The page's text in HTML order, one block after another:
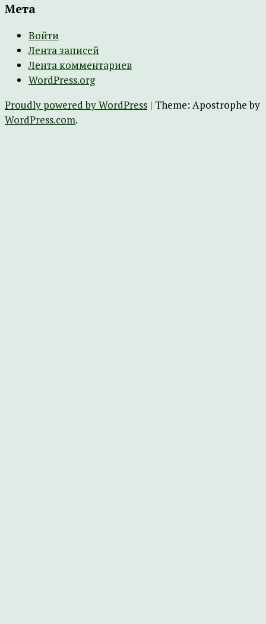
Мета
Войти
Лента записей
Лента комментариев
WordPress.org
Proudly powered by WordPress | Theme: Apostrophe by
WordPress.com.